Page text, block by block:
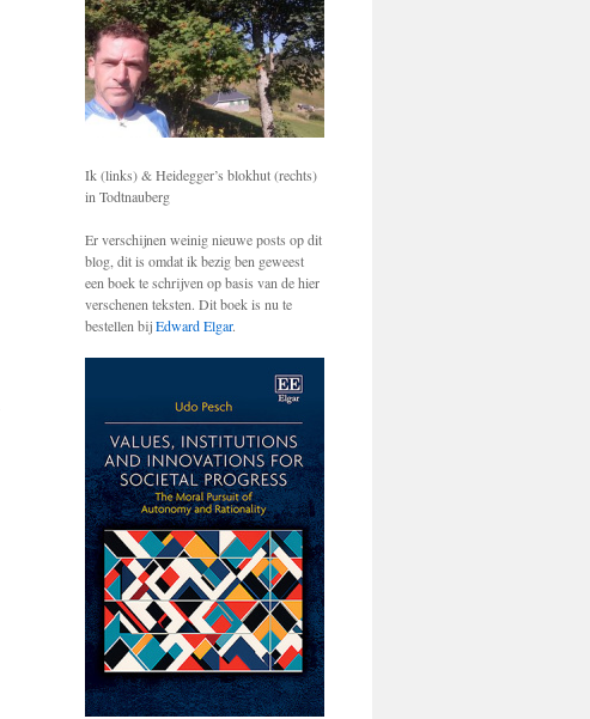
Ik (links) & Heidegger’s blokhut (rechts)
in Todtnauberg
Er verschijnen weinig nieuwe posts op dit
blog, dit is omdat ik bezig ben geweest
een boek te schrijven op basis van de hier
verschenen teksten. Dit boek is nu te
bestellen bijEdward Elgar.